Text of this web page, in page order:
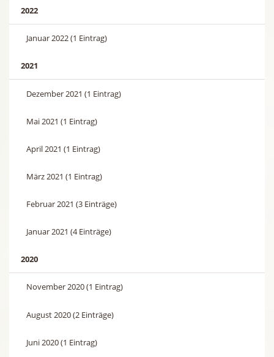
2022
Januar 2022 (1 Eintrag)
2021
Dezember 2021 (1 Eintrag)
Mai 2021 (1 Eintrag)
April 2021 (1 Eintrag)
März 2021 (1 Eintrag)
Februar 2021 (3 Einträge)
Januar 2021 (4 Einträge)
2020
November 2020 (1 Eintrag)
August 2020 (2 Einträge)
Juni 2020 (1 Eintrag)